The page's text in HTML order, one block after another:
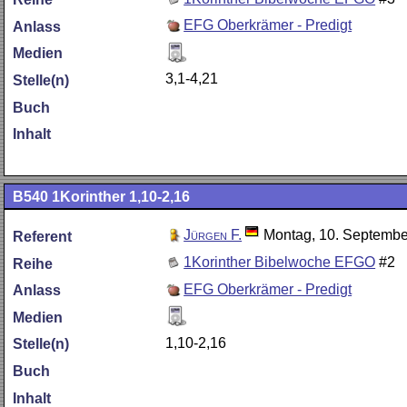
Anlass
EFG Oberkrämer - Predigt
Medien
Stelle(n)
3,1-4,21
Buch
Inhalt
B540 1Korinther 1,10-2,16
Referent Jürgen F.
Montag, 10.
Reihe
1Korinther Bibelwoche EFGO #2
Anlass
EFG Oberkrämer - Predigt
Medien
Stelle(n)
1,10-2,16
Buch
Inhalt